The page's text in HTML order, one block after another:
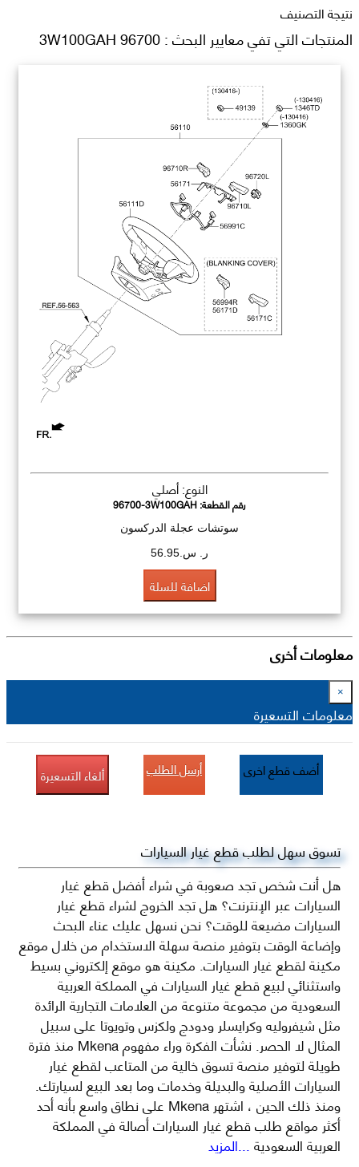
نتيجة التصنيف
المنتجات التي تفي معايير البحث : 96700 3W100GAH
النوع: أصلي
رقم القطعة:96700-3W100GAH
سوتشات عجلة الدركسون
ر. س.56.95
اضافة للسلة
معلومات أخرى
×
معلومات التسعيرة
أضف قطع اخرى أرسل الطلب ألغاء التسعيرة
تسوق سهل لطلب قطع غيار السيارات
هل أنت شخص تجد صعوبة في شراء أفضل قطع غيار
السيارات عبر الإنترنت؟ هل تجد الخروج لشراء قطع غيار
السيارات مضيعة للوقت؟ نحن نسهل عليك عناء البحث
وإضاعة الوقت بتوفير منصة سهلة الاستخدام من خلال موقع
مكينة لقطع غيار السيارات. مكينة هو موقع إلكتروني بسيط
واستثنائي لبيع قطع غيار السيارات في المملكة العربية
السعودية من مجموعة متنوعة من العلامات التجارية الرائدة
مثل شيفروليه وكرايسلر ودودج ولكزس وتويوتا على سبيل
المثال لا الحصر. نشأت الفكرة وراء مفهوم Mkena منذ فترة
طويلة لتوفير منصة تسوق خالية من المتاعب لقطع غيار
السيارات الأصلية والبديلة وخدمات وما بعد البيع لسيارتك.
ومنذ ذلك الحين ، اشتهر Mkena على نطاق واسع بأنه أحد
أكثر مواقع طلب قطع غيار السيارات أصالة في المملكة
العربية السعودية...المزيد